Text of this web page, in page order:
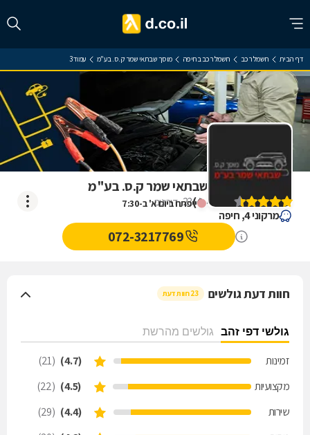
דף הבית חשמל רכב חשמל רכב בחיפה מוסך שבתאי שמר ק.ס. בע"מ עמוד 3
ייפתח ביום א' ב-7:30
ביקורת על מוסך שבתאי שמר ק.ס. בע"מ
(
4.4
)
23דירוגים
מרקוני 4, חיפה
072-3217769
חוות דעת גולשים 23 חוות דעת
גולשי דפי זהב גולשים מהרשת
זמינות (4.7)
(21)
מקצועיות
(4.5)
(22)
שירות
(4.4)
(29)